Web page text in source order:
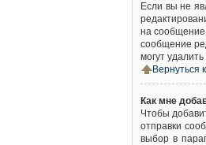
Если вы не
на
сообщение
могут
Вернуться
Как мне
Чтобы
отправки
выбор в